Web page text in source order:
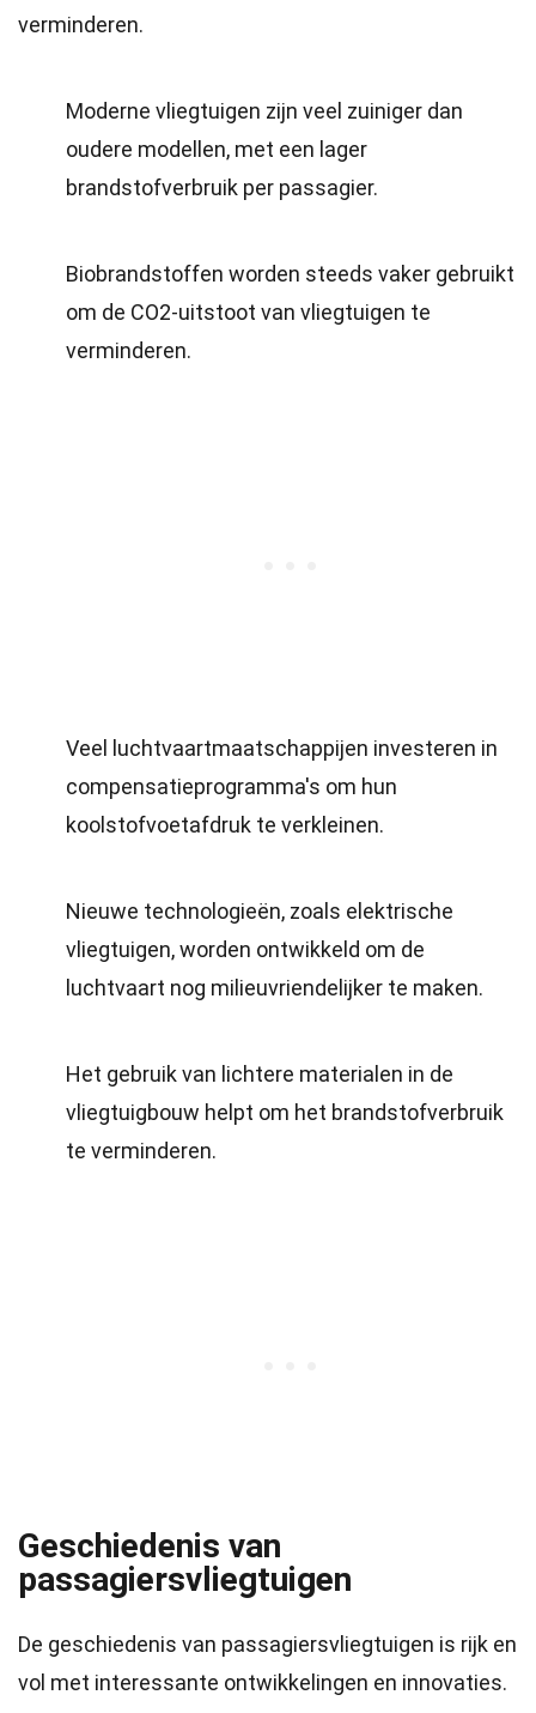
verminderen.
Moderne vliegtuigen zijn veel zuiniger dan
oudere modellen, met een lager
brandstofverbruik per passagier.
Biobrandstoffen worden steeds vaker gebruikt
om de CO2-uitstoot van vliegtuigen te
verminderen.
Veel luchtvaartmaatschappijen investeren in
compensatieprogramma's om hun
koolstofvoetafdruk te verkleinen.
Nieuwe technologieën, zoals elektrische
vliegtuigen, worden ontwikkeld om de
luchtvaart nog milieuvriendelijker te maken.
Het gebruik van lichtere materialen in de
vliegtuigbouw helpt om het brandstofverbruik
te verminderen.
Geschiedenis van
passagiersvliegtuigen
De geschiedenis van passagiersvliegtuigen is rijk en
vol met interessante ontwikkelingen en innovaties.